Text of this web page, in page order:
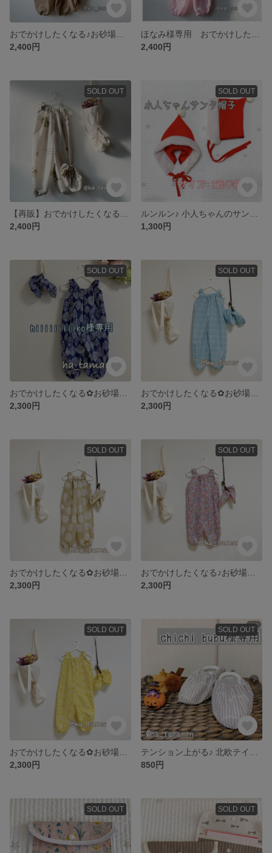
2,400円
2,400円
SOLD OUT
2,400円
SOLD OUT
1,300円
SOLD OUT
2,300円
SOLD OUT
2,300円
SOLD OUT
2,300円
SOLD OUT
2,300円
SOLD OUT
2,300円
SOLD OUT
850円
SOLD OUT SOLD OUT